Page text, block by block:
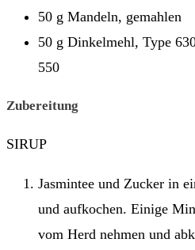
50 g Mandeln, gemahlen
50 g Dinkelmehl, Type
550
Zubereitung
SIRUP
Jasmintee und Zucker in
und aufkochen. Einige
vom Herd nehmen und